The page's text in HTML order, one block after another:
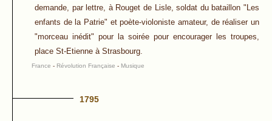
demande, par lettre, à Rouget de Lisle, soldat du bataillon "Les
enfants de la Patrie" et poète-violoniste amateur, de réaliser un
"morceau inédit" pour la soirée pour encourager les troupes,
place St-Etienne à Strasbourg.
France - Révolution Française - Musique
1795